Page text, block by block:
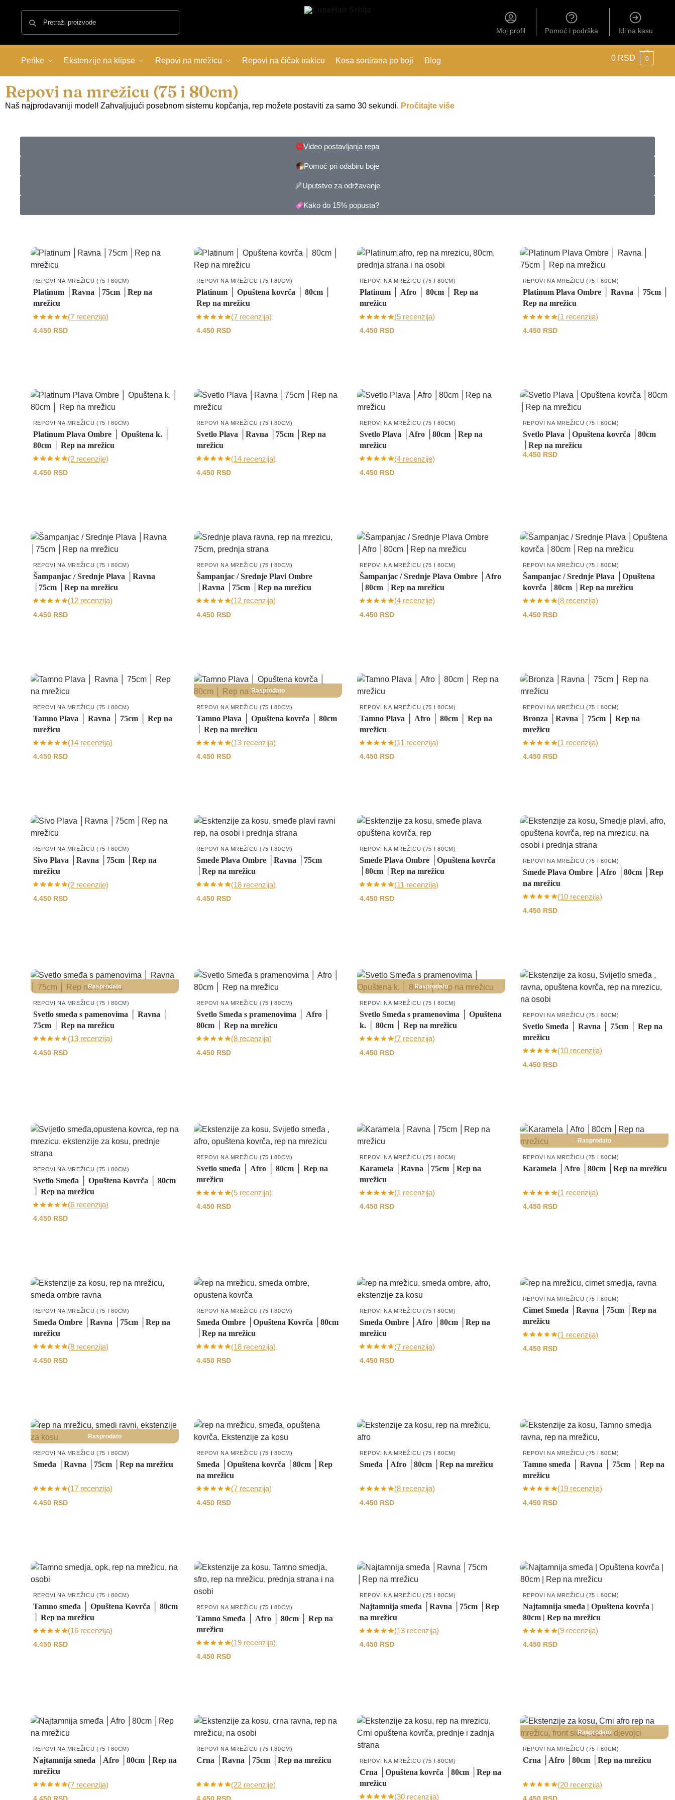
Moj profil Pomoć i podrška Idi na kasu
Perike Ekstenzije na klipse Repovi na mrežicu Repovi na čičak trakicu Kosa sortirana po boji Blog 0 RSD 0
Repovi na mrežicu (75 i 80cm)
Naš najprodavaniji model! Zahvaljujući posebnom sistemu kopčanja, rep možete postaviti za samo 30 sekundi. Pročitajte više
Video postavljanja repa
Pomoć pri odabiru boje
Uputstvo za održavanje
Kako do 15% popusta?
REPOVI NA MREŽICU (75 I 80CM)
Platinum │Ravna │75cm │Rep na
mrežicu
(7 recenzija)
4.450 RSD
REPOVI NA MREŽICU (75 I 80CM)
Platinum │ Opuštena kovrča │ 80cm │
Rep na mrežicu
(7 recenzija)
4.450 RSD
REPOVI NA MREŽICU (75 I 80CM)
Platinum │ Afro │ 80cm │ Rep na
mrežicu
(5 recenzija)
4.450 RSD
REPOVI NA MREŽICU (75 I 80CM)
Platinum Plava Ombre │ Ravna │ 75cm │
Rep na mrežicu
(1 recenzija)
4.450 RSD
REPOVI NA MREŽICU (75 I 80CM)
Platinum Plava Ombre │ Opuštena k. │
80cm │ Rep na mrežicu
(2 recenzije)
4.450 RSD
REPOVI NA MREŽICU (75 I 80CM)
Svetlo Plava │Ravna │75cm │Rep na
mrežicu
(14 recenzija)
4.450 RSD
REPOVI NA MREŽICU (75 I 80CM)
Svetlo Plava │Afro │80cm │Rep na
mrežicu
(4 recenzije)
4.450 RSD
REPOVI NA MREŽICU (75 I 80CM)
Svetlo Plava │Opuštena kovrča │80cm
│Rep na mrežicu
4.450 RSD
REPOVI NA MREŽICU (75 I 80CM)
Šampanjac / Srednje Plava │Ravna
│75cm │Rep na mrežicu
(12 recenzija)
4.450 RSD
REPOVI NA MREŽICU (75 I 80CM)
Šampanjac / Srednje Plavi Ombre
│Ravna │75cm │Rep na mrežicu
(12 recenzija)
4.450 RSD
REPOVI NA MREŽICU (75 I 80CM)
Šampanjac / Srednje Plava Ombre │Afro
│80cm │Rep na mrežicu
(4 recenzije)
4.450 RSD
REPOVI NA MREŽICU (75 I 80CM)
Šampanjac / Srednje Plava │Opuštena
kovrča │80cm │Rep na mrežicu
(8 recenzija)
4.450 RSD
REPOVI NA MREŽICU (75 I 80CM)
Tamno Plava │ Ravna │ 75cm │ Rep na
mrežicu
(14 recenzija)
4.450 RSD
Rasprodato
REPOVI NA MREŽICU (75 I 80CM)
Tamno Plava │ Opuštena kovrča │ 80cm
│ Rep na mrežicu
(13 recenzija)
4.450 RSD
REPOVI NA MREŽICU (75 I 80CM)
Tamno Plava │ Afro │ 80cm │ Rep na
mrežicu
(11 recenzija)
4.450 RSD
REPOVI NA MREŽICU (75 I 80CM)
Bronza │Ravna │ 75cm │ Rep na
mrežicu
(1 recenzija)
4.450 RSD
REPOVI NA MREŽICU (75 I 80CM)
Sivo Plava │Ravna │75cm │Rep na
mrežicu
(2 recenzije)
4.450 RSD
REPOVI NA MREŽICU (75 I 80CM)
Smeđe Plava Ombre │Ravna │75cm
│Rep na mrežicu
(18 recenzija)
4.450 RSD
REPOVI NA MREŽICU (75 I 80CM)
Smeđe Plava Ombre │Opuštena kovrča
│80cm │Rep na mrežicu
(11 recenzija)
4.450 RSD
REPOVI NA MREŽICU (75 I 80CM)
Smeđe Plava Ombre │Afro │80cm │Rep
na mrežicu
(10 recenzija)
4.450 RSD
Rasprodato
REPOVI NA MREŽICU (75 I 80CM)
Svetlo smeđa s pamenovima │ Ravna │
75cm │ Rep na mrežicu
(13 recenzija)
4.450 RSD
REPOVI NA MREŽICU (75 I 80CM)
Svetlo Smeđa s pramenovima │ Afro │
80cm │ Rep na mrežicu
(8 recenzija)
4.450 RSD
Rasprodato
REPOVI NA MREŽICU (75 I 80CM)
Svetlo Smeđa s pramenovima │ Opuštena
k. │ 80cm │ Rep na mrežicu
(7 recenzija)
4.450 RSD
REPOVI NA MREŽICU (75 I 80CM)
Svetlo Smeđa │ Ravna │ 75cm │ Rep na
mrežicu
(10 recenzija)
4.450 RSD
REPOVI NA MREŽICU (75 I 80CM)
Svetlo Smeđa │ Opuštena Kovrča │ 80cm
│ Rep na mrežicu
(6 recenzija)
4.450 RSD
REPOVI NA MREŽICU (75 I 80CM)
Svetlo smeđa │ Afro │ 80cm │ Rep na
mrežicu
(5 recenzija)
4.450 RSD
REPOVI NA MREŽICU (75 I 80CM)
Karamela │Ravna │75cm │Rep na
mrežicu
(1 recenzija)
4.450 RSD
Rasprodato
REPOVI NA MREŽICU (75 I 80CM)
Karamela │Afro │80cm │Rep na mrežicu
(1 recenzija)
4.450 RSD
REPOVI NA MREŽICU (75 I 80CM)
Smeđa Ombre │Ravna │75cm │Rep na
mrežicu
(8 recenzija)
4.450 RSD
REPOVI NA MREŽICU (75 I 80CM)
Smeđa Ombre │Opuštena Kovrča │80cm
│Rep na mrežicu
(18 recenzija)
4.450 RSD
REPOVI NA MREŽICU (75 I 80CM)
Smeđa Ombre │Afro │80cm │Rep na
mrežicu
(7 recenzija)
4.450 RSD
REPOVI NA MREŽICU (75 I 80CM)
Cimet Smeđa │Ravna │75cm │Rep na
mrežicu
(1 recenzija)
4.450 RSD
Rasprodato
REPOVI NA MREŽICU (75 I 80CM)
Smeđa │Ravna │75cm │Rep na mrežicu
(17 recenzija)
4.450 RSD
REPOVI NA MREŽICU (75 I 80CM)
Smeđa │Opuštena kovrča │80cm │Rep
na mrežicu
(7 recenzija)
4.450 RSD
REPOVI NA MREŽICU (75 I 80CM)
Smeđa │Afro │80cm │Rep na mrežicu
(8 recenzija)
4.450 RSD
REPOVI NA MREŽICU (75 I 80CM)
Tamno smeđa │ Ravna │ 75cm │ Rep na
mrežicu
(19 recenzija)
4.450 RSD
REPOVI NA MREŽICU (75 I 80CM)
Tamno smeđa │ Opuštena Kovrča │ 80cm
│ Rep na mrežicu
(16 recenzija)
4.450 RSD
REPOVI NA MREŽICU (75 I 80CM)
Tamno Smeđa │ Afro │ 80cm │ Rep na
mrežicu
(19 recenzija)
4.450 RSD
REPOVI NA MREŽICU (75 I 80CM)
Najtamnija smeđa │Ravna │75cm │Rep
na mrežicu
(13 recenzija)
4.450 RSD
REPOVI NA MREŽICU (75 I 80CM)
Najtamnija smeđa | Opuštena kovrča |
80cm | Rep na mrežicu
(9 recenzija)
4.450 RSD
REPOVI NA MREŽICU (75 I 80CM)
Najtamnija smeđa │Afro │80cm │Rep na
mrežicu
(7 recenzija)
REPOVI NA MREŽICU (75 I 80CM)
Crna │Ravna │75cm │Rep na mrežicu
(22 recenzije)
REPOVI NA MREŽICU (75 I 80CM)
Crna │Opuštena kovrča │80cm │Rep na
mrežicu
(30 recenzija)
Rasprodato
REPOVI NA MREŽICU (75 I 80CM)
Crna │Afro │80cm │Rep na mrežicu
(20 recenzija)